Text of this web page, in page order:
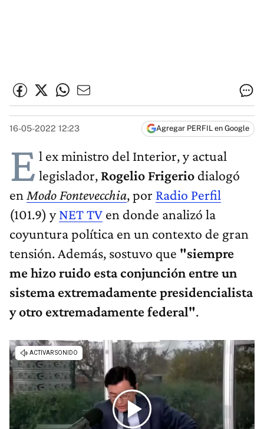
16-05-2022 12:23 Agregar PERFIL en Google
E l ex ministro del Interior, y actual
legislador, Rogelio Frigerio dialogó
en Modo Fontevecchia, por Radio Perfil
(101.9) yNET TV en donde analizó la
coyuntura política en un contexto de gran
tensión. Además, sostuvo que "siempre
me hizo ruido esta conjunción entre un
sistema extremadamente presidencialista
y otro extremadamente federal".